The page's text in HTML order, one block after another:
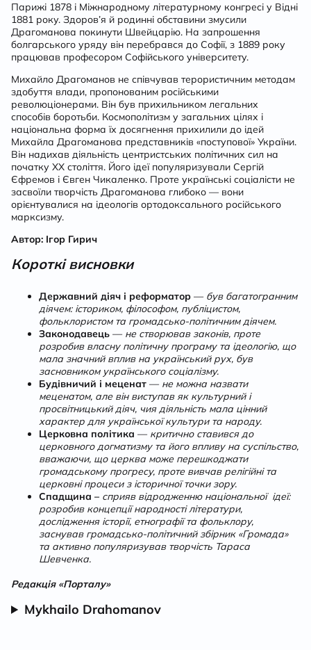
Парижі 1878 і Міжнародному літературному конгресі у Відні
1881 року. Здоров’я й родинні обставини змусили
Драгоманова покинути Швейцарію. На запрошення
болгарського уряду він перебрався до Софії, з 1889 року
працював професором Софійського університету.
Михайло Драгоманов не співчував терористичним методам
здобуття влади, пропонованим російськими
революціонерами. Він був прихильником легальних
способів боротьби. Космополітизм у загальних цілях і
національна форма їх досягнення прихилили до ідей
Михайла Драгоманова представників «поступової» України.
Він надихав діяльність центристських політичних сил на
початку ХХ століття. Його ідеї популяризували Сергій
Єфремов і Євген Чикаленко. Проте українські соціалісти не
засвоїли творчість Драгоманова глибоко — вони
орієнтувалися на ідеологів ортодоксального російського
марксизму.
Автор: Ігор Гирич
Короткі висновки
Державний діяч і реформатор — був багатогранним
діячем: істориком, філософом, публіцистом,
фольклористом та громадсько-політичним діячем.
Законодавець — не створював законів, проте
розробив власну політичну програму та ідеологію, що
мала значний вплив на український рух, був
засновником українського соціалізму.
Будівничий і меценат — не можна назвати
меценатом, але він виступав як культурний і
просвітницький діяч, чия діяльність мала цінний
характер для української культури та народу.
Церковна політика — критично ставився до
церковного догматизму та його впливу на суспільство,
вважаючи, що церква може перешкоджати
громадському прогресу, проте вивчав релігійні та
церковні процеси з історичної точки зору.
Спадщина – сприяв відродженню національної ідеї:
розробив концепції народності літератури,
дослідження історії, етнографії та фольклору,
заснував громадсько-політичний збірник «Громада»
та активно популяризував творчість Тараса
Шевченка.
Редакція «Порталу»
Mykhailo Drahomanov